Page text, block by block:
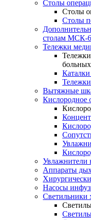
Столы
Столы
Столы
столам МСК-
Тележки
больных
Вытяжные
Кислородное
Увлажнители
Аппараты
Насосы
Светильники